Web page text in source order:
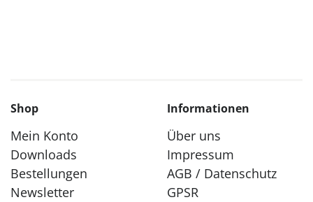
Shop
Mein Konto
Downloads
Bestellungen
Newsletter
Informationen
Über uns
Impressum
AGB / Datenschutz
GPSR